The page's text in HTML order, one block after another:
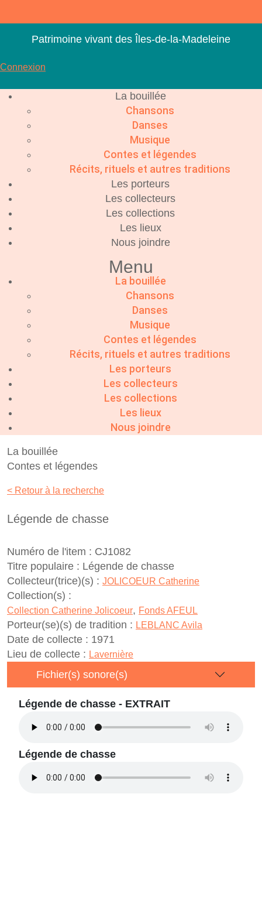
contenu
Patrimoine vivant des Îles-de-la-Madeleine
Connexion
La bouillée
Chansons
Danses
Musique
Contes et légendes
Récits, rituels et autres traditions
Les porteurs
Les collecteurs
Les collections
Les lieux
Nous joindre
Menu
La bouillée
Chansons
Danses
Musique
Contes et légendes
Récits, rituels et autres traditions
Les porteurs
Les collecteurs
Les collections
Les lieux
Nous joindre
La bouillée
Contes et légendes
< Retour à la recherche
Légende de chasse
Numéro de l'item : CJ1082
Titre populaire : Légende de chasse
Collecteur(trice)(s) : JOLICOEUR Catherine
Collection(s) :
Collection Catherine Jolicoeur, Fonds AFEUL
Porteur(se)(s) de tradition : LEBLANC Avila
Date de collecte : 1971
Lieu de collecte : Lavernière
Fichier(s) sonore(s)
Légende de chasse - EXTRAIT
Légende de chasse